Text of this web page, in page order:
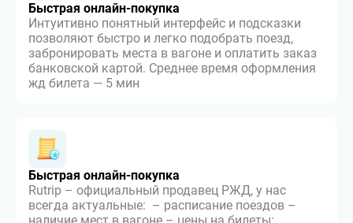
Быстрая онлайн-покупка
Интуитивно понятный интерфейс и подсказки
позволяют быстро и легко подобрать поезд,
забронировать места в вагоне и оплатить заказ
банковской картой. Среднее время оформления
жд билета — 5 мин
Быстрая онлайн-покупка
Rutrip – официальный продавец РЖД, у нас
всегда актуальные: – расписание поездов –